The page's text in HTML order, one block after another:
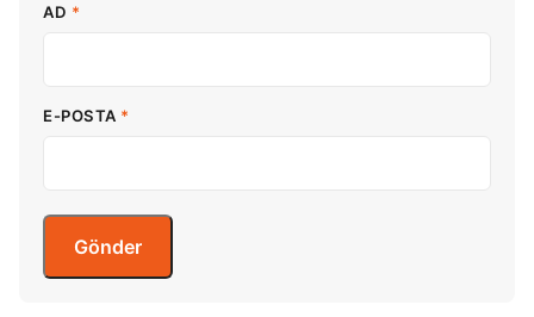
AD *
E-POSTA *